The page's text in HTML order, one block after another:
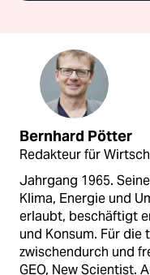
Bernhard Pötter
Redakteur für
Jahrgang 1965.
Klima, Energie und
erlaubt, beschäftigt
und Konsum. Für die
zwischendurch und
GEO, New Scientist.